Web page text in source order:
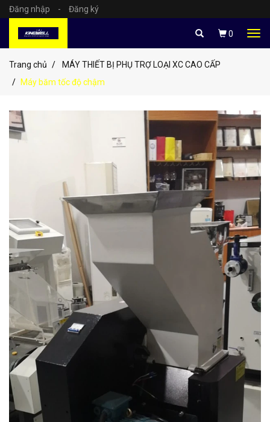
Đăng nhập - Đăng ký
0
Trang chủ
MÁY THIẾT BỊ PHỤ TRỢ LOẠI XC CAO CẤP
Máy băm tốc độ chậm